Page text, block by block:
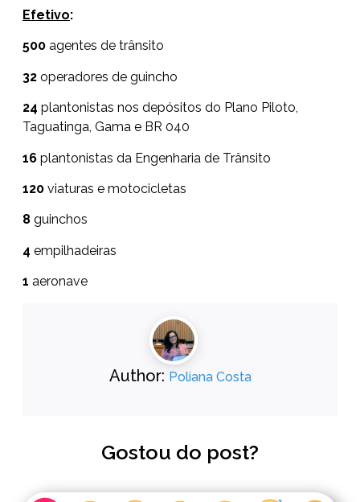
Efetivo:
500 agentes de trânsito
32 operadores de guincho
24 plantonistas nos depósitos do Plano Piloto,
Taguatinga, Gama e BR 040
16 plantonistas da Engenharia de Trânsito
120 viaturas e motocicletas
8 guinchos
4 empilhadeiras
1 aeronave
Author: Poliana Costa
Gostou do post?